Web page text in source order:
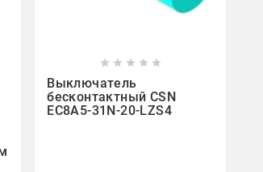
    
Выключатель
бесконтактный CSN
EC8A5-31N-20-LZS4